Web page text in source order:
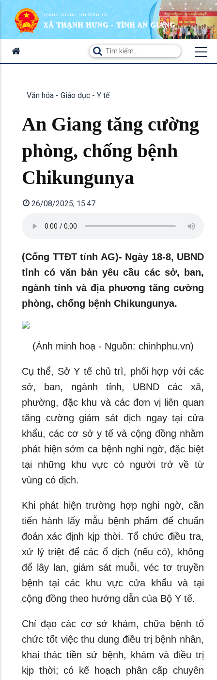
TRANG THÔNG TIN ĐIỆN TỬ
XÃ THẠNH HƯNG - TỈNH AN GIANG
Văn hóa - Giáo dục - Y tế
An Giang tăng cường
phòng, chống bệnh
Chikungunya
26/08/2025, 15:47
(Cổng TTĐT tỉnh AG)- Ngày 18-8, UBND
tỉnh có văn bản yêu cầu các sở, ban,
ngành tỉnh và địa phương tăng cường
phòng, chống bệnh Chikungunya.
(Ảnh minh hoạ - Nguồn: chinhphu.vn)
Cụ thể, Sở Y tế chủ trì, phối hợp với các
sở, ban, ngành tỉnh, UBND các xã,
phường, đặc khu và các đơn vị liên quan
tăng cường giám sát dịch ngay tại cửa
khẩu, các cơ sở y tế và cộng đồng nhằm
phát hiện sớm ca bệnh nghi ngờ, đặc biệt
tại những khu vực có người trở về từ
vùng có dịch.
Khi phát hiện trường hợp nghi ngờ, cần
tiến hành lấy mẫu bệnh phẩm để chuẩn
đoán xác định kịp thời. Tổ chức điều tra,
xử lý triệt để các ổ dịch (nếu có), không
để lây lan, giám sát muỗi, véc tơ truyền
bệnh tại các khu vực cửa khẩu và tại
cộng đồng theo hướng dẫn của Bộ Y tế.
Chỉ đạo các cơ sở khám, chữa bệnh tổ
chức tốt việc thu dung điều trị bệnh nhân,
khai thác tiền sử bệnh, khám và điều trị
kịp thời; có kế hoạch phân cấp chuyên